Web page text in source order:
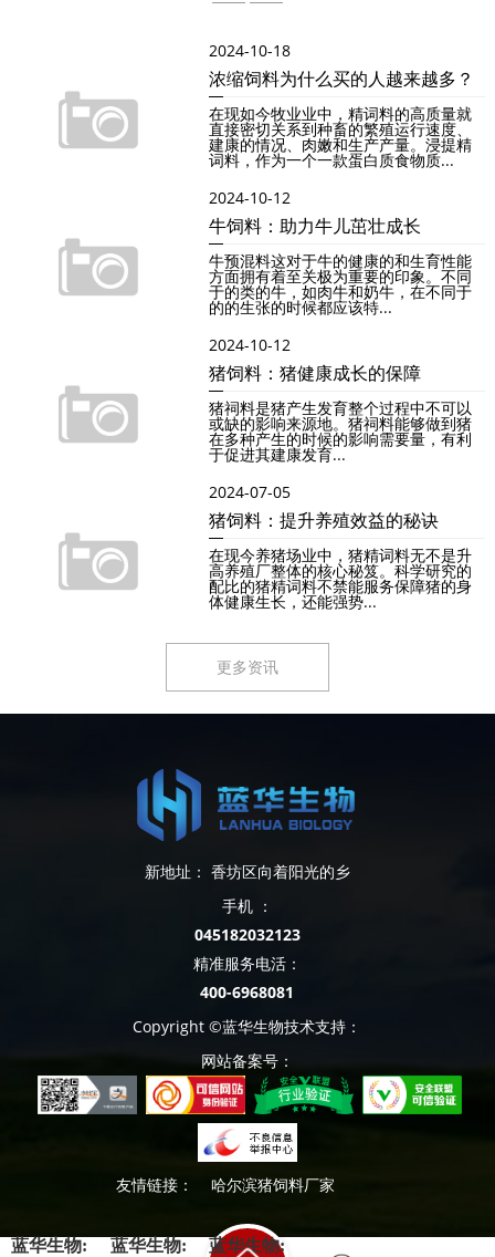
2024-10-18
浓缩饲料为什么买的人越来越多？
在现如今牧业业中，精词料的高质量就
直接密切关系到种畜的繁殖运行速度、
建康的情况、肉嫩和生产产量。浸提精
词料，作为一个一款蛋白质食物质...
2024-10-12
牛饲料：助力牛儿茁壮成长
牛预混料这对于牛的健康的和生育性能
方面拥有着至关极为重要的印象。不同
于的类的牛，如肉牛和奶牛，在不同于
的的生张的时候都应该特...
2024-10-12
猪饲料：猪健康成长的保障
猪祠料是猪产生发育整个过程中不可以
或缺的影响来源地。猪祠料能够做到猪
在多种产生的时候的影响需要量，有利
于促进其建康发育...
2024-07-05
猪饲料：提升养殖效益的秘诀
在现今养猪场业中，猪精词料无不是升
高养殖厂整体的核心秘笈。科学研究的
配比的猪精词料不禁能服务保障猪的身
体健康生长，还能强势...
更多资讯
新地址： 香坊区向着阳光的乡
手机 ：
045182032123
精准服务电活：
400-6968081
Copyright ©蓝华生物技术支持：
网站备案号：
友情链接： 哈尔滨猪饲料厂家
蓝华生物: 蓝华生物: 蓝华生物: